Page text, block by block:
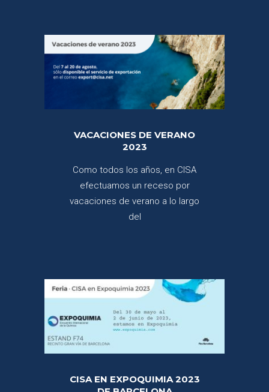
VACACIONES DE VERANO
2023
Como todos los años, en CISA
efectuamos un receso por
vacaciones de verano a lo largo
del
CISA EN EXPOQUIMIA 2023